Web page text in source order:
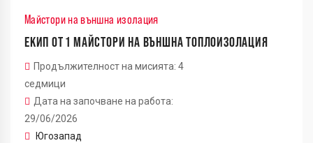
Майстори на външна изолация
ЕКИП ОТ 1 МАЙСТОРИ НА ВЪНШНА ТОПЛОИЗОЛАЦИЯ
Продължителност на мисията: 4
седмици
Дата на започване на работа:
29/06/2026
Югозапад